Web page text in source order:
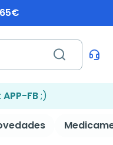
: APP-FB;)